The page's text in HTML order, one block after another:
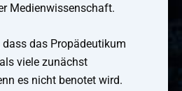
Medienwissenschaft.
dass das Propädeutikum
viele zunächst
es nicht benotet wird.